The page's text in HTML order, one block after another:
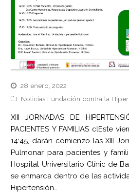
28 enero, 2022
Noticias Fundación contra la
XIII JORNADAS DE
PACIENTES Y FAMILIAS clEste
14:45, darán comienzo las XIII
Pulmonar para pacientes y
Hospital Universitario Clínic de
se enmarca dentro de las
Hipertensión…